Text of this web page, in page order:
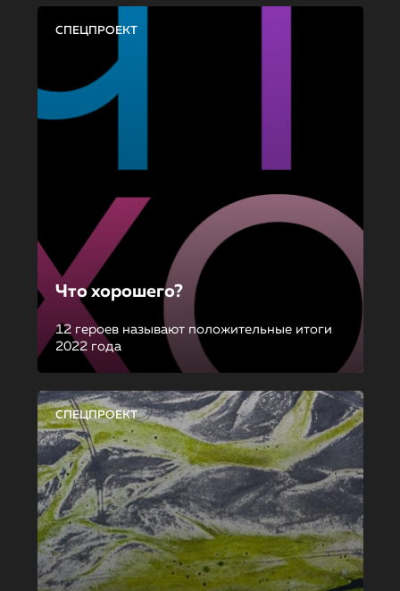
СПЕЦПРОЕКТ
Что хорошего?
12 героев называют положительные итоги
2022 года
СПЕЦПРОЕКТ